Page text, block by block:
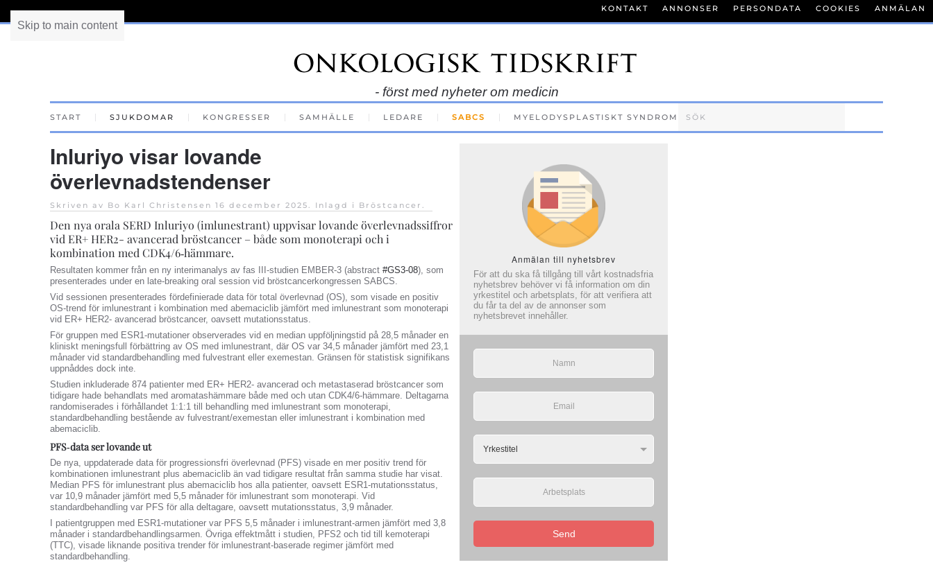
Skip to main content
- först med nyheter om medicin
START SJUKDOMAR KONGRESSER SAMHÄLLE LEDARE SABCS MYELODYSPLASTISKT SYNDROM
KONTAKT ANNONSER PERSONDATA COOKIES ANMÄLAN
Inluriyo visar lovande
överlevnadstendenser
Skriven av Bo Karl Christensen 16 december 2025. Inlagd i Bröstcancer .
Den nya orala SERD Inluriyo (imlunestrant) uppvisar lovande överlevnadssiffror
vid ER+ HER2- avancerad bröstcancer – både som monoterapi och i
kombination med CDK4/6‑hämmare.
Resultaten kommer från en ny interimanalys av fas III‑studien EMBER‑3 (abstract #GS3‑08), som
presenterades under en late‑breaking oral session vid bröstcancerkongressen SABCS.
Vid sessionen presenterades fördefinierade data för total överlevnad (OS), som visade en positiv
OS‑trend för imlunestrant i kombination med abemaciclib jämfört med imlunestrant som monoterapi
vid ER+ HER2‑ avancerad bröstcancer, oavsett mutationsstatus.
För gruppen med ESR1‑mutationer observerades vid en median uppföljningstid på 28,5 månader en
kliniskt meningsfull förbättring av OS med imlunestrant, där OS var 34,5 månader jämfört med 23,1
månader vid standardbehandling med fulvestrant eller exemestan. Gränsen för statistisk signifikans
uppnåddes dock inte.
Studien inkluderade 874 patienter med ER+ HER2‑ avancerad och metastaserad bröstcancer som
tidigare hade behandlats med aromatashämmare både med och utan CDK4/6‑hämmare. Deltagarna
randomiserades i förhållandet 1:1:1 till behandling med imlunestrant som monoterapi,
standardbehandling bestående av fulvestrant/exemestan eller imlunestrant i kombination med
abemaciclib.
PFS‑data ser lovande ut
De nya, uppdaterade data för progressionsfri överlevnad (PFS) visade en mer positiv trend för
kombinationen imlunestrant plus abemaciclib än vad tidigare resultat från samma studie har visat.
Median PFS för imlunestrant plus abemaciclib hos alla patienter, oavsett ESR1‑mutationsstatus,
var 10,9 månader jämfört med 5,5 månader för imlunestrant som monoterapi. Vid
standardbehandling var PFS för alla deltagare, oavsett mutationsstatus, 3,9 månader.
I patientgruppen med ESR1‑mutationer var PFS 5,5 månader i imlunestrant‑armen jämfört med 3,8
månader i standardbehandlingsarmen. Övriga effektmått i studien, PFS2 och tid till kemoterapi
(TTC), visade liknande positiva trender för imlunestrant‑baserade regimer jämfört med
standardbehandling.
Anmälan till nyhetsbrev
För att du ska få tillgång till vårt kostnadsfria
nyhetsbrev behöver vi få information om din
yrkestitel och arbetsplats, för att verifiera att
du får ta del av de annonser som
nyhetsbrevet innehåller.
Send